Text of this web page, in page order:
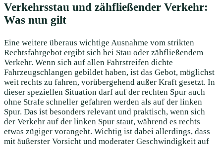
Verkehrsstau und zähfließender Verkehr:
Was nun gilt
Eine weitere überaus wichtige Ausnahme vom strikten
Rechtsfahrgebot ergibt sich bei Stau oder zähfließendem
Verkehr. Wenn sich auf allen Fahrstreifen dichte
Fahrzeugschlangen gebildet haben, ist das Gebot, möglichst
weit rechts zu fahren, vorübergehend außer Kraft gesetzt. In
dieser speziellen Situation darf auf der rechten Spur auch
ohne Strafe schneller gefahren werden als auf der linken
Spur. Das ist besonders relevant und praktisch, wenn sich
der Verkehr auf der linken Spur staut, während es rechts
etwas zügiger vorangeht. Wichtig ist dabei allerdings, dass
mit äußerster Vorsicht und moderater Geschwindigkeit auf